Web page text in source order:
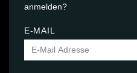
anmelden?
E-MAIL